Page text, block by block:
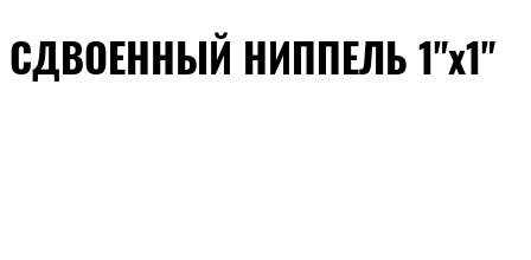
СДВОЕННЫЙ НИППЕЛЬ 1"х1"